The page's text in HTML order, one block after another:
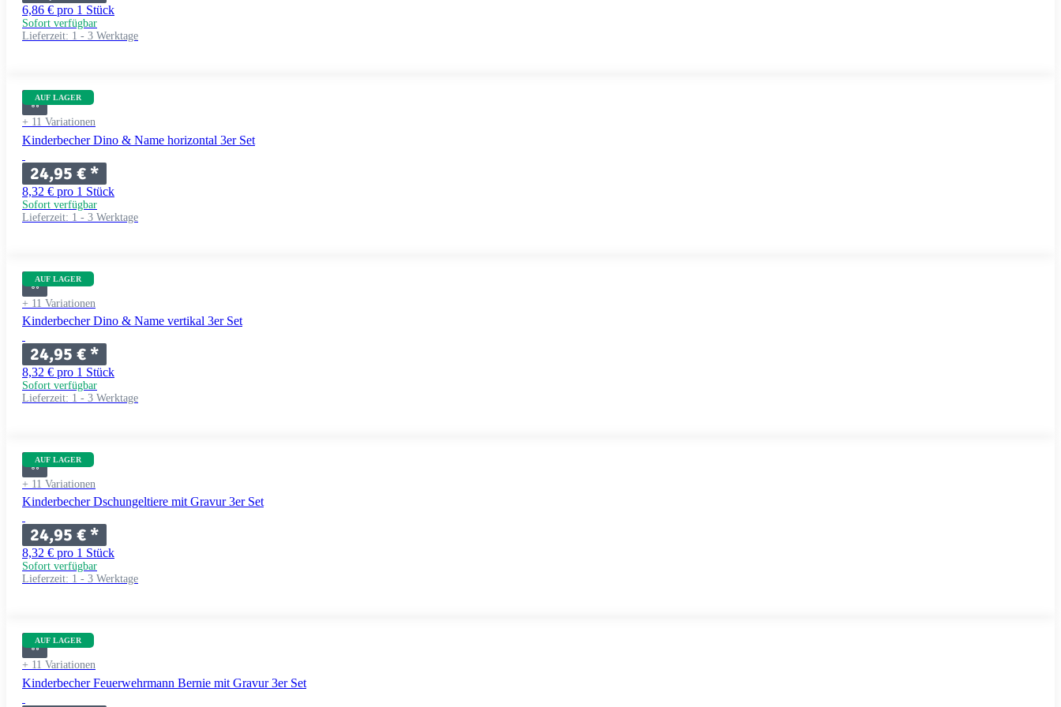
6,86 € pro 1 Stück
Sofort verfügbar
Lieferzeit: 1 - 3 Werktage
AUF LAGER
+ 11 Variationen
Kinderbecher Dino & Name horizontal 3er Set
24,95 € *
8,32 € pro 1 Stück
Sofort verfügbar
Lieferzeit: 1 - 3 Werktage
AUF LAGER
+ 11 Variationen
Kinderbecher Dino & Name vertikal 3er Set
24,95 € *
8,32 € pro 1 Stück
Sofort verfügbar
Lieferzeit: 1 - 3 Werktage
AUF LAGER
+ 11 Variationen
Kinderbecher Dschungeltiere mit Gravur 3er Set
24,95 € *
8,32 € pro 1 Stück
Sofort verfügbar
Lieferzeit: 1 - 3 Werktage
AUF LAGER
+ 11 Variationen
Kinderbecher Feuerwehrmann Bernie mit Gravur 3er Set